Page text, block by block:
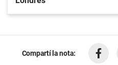
Compartí la nota: